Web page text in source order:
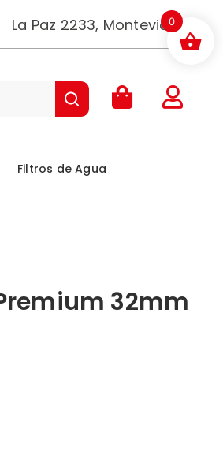
La Paz 2233, Montevideo.
Filtros de Agua
32mm
0